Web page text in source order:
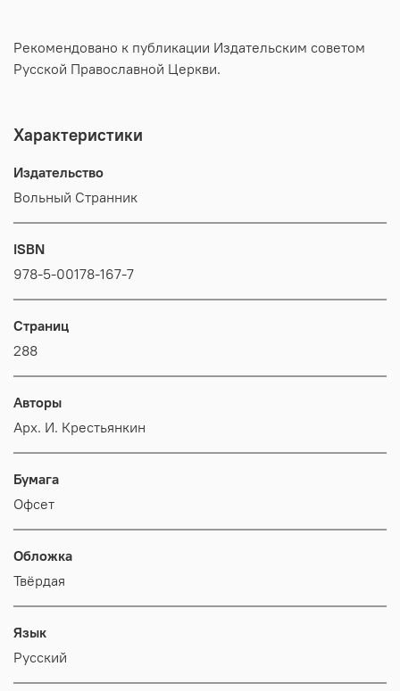
Рекомендовано к публикации Издательским советом
Русской Православной Церкви.
Характеристики
Издательство
Вольный Странник
ISBN
978-5-00178-167-7
Страниц
288
Авторы
Арх. И. Крестьянкин
Бумага
Офсет
Обложка
Твёрдая
Язык
Русский